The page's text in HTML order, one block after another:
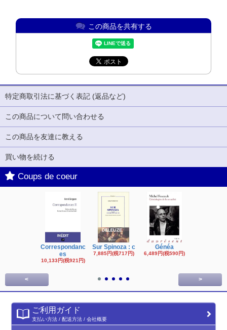
この商品を共有する
特定商取引法に基づく表記 (返品など)
この商品について問い合わせる
この商品を友達に教える
買い物を続ける
Coups de coeur
Correspondanc
es
10,133円(税921円)
Sur Spinoza : c
7,885円(税717円)
Généa
6,489円(税590円)
< >
ご利用ガイド
支払い方法 / 配送方法 / 会社概要